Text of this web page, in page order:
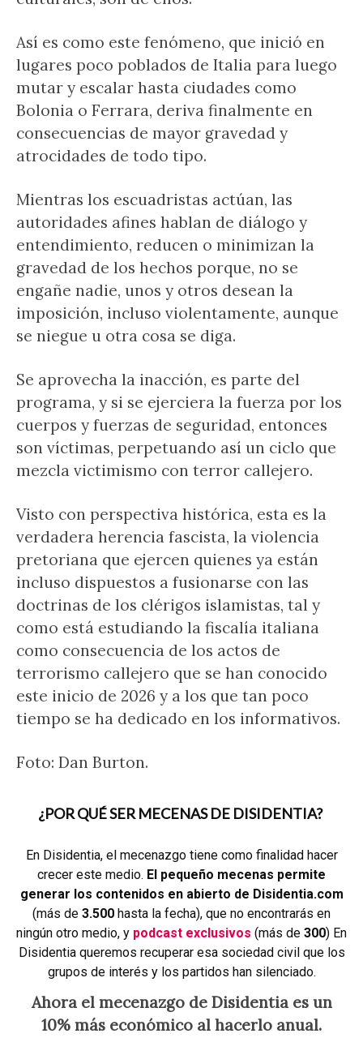
Así es como este fenómeno, que inició en
lugares poco poblados de Italia para luego
mutar y escalar hasta ciudades como
Bolonia o Ferrara, deriva finalmente en
consecuencias de mayor gravedad y
atrocidades de todo tipo.​
Mientras los escuadristas actúan, las
autoridades afines hablan de diálogo y
entendimiento, reducen o minimizan la
gravedad de los hechos porque, no se
engañe nadie, unos y otros desean la
imposición, incluso violentamente, aunque
se niegue u otra cosa se diga.
Se aprovecha la inacción, es parte del
programa, y si se ejerciera la fuerza por los
cuerpos y fuerzas de seguridad, entonces
son víctimas, perpetuando así un ciclo que
mezcla victimismo con terror callejero.
Visto con perspectiva histórica, esta es la
verdadera herencia fascista, la violencia
pretoriana que ejercen quienes ya están
incluso dispuestos a fusionarse con las
doctrinas de los clérigos islamistas, tal y
como está estudiando la fiscalía italiana
como consecuencia de los actos de
terrorismo callejero que se han conocido
este inicio de 2026 y a los que tan poco
tiempo se ha dedicado en los informativos.
Foto: Dan Burton.
¿POR QUÉ SER MECENAS DE DISIDENTIA?
En Disidentia, el mecenazgo tiene como finalidad hacer
crecer este medio. El pequeño mecenas permite
generar los contenidos en abierto de Disidentia.com
(más de 3.500 hasta la fecha), que no encontrarás en
ningún otro medio, y podcast exclusivos (más de 300) En
Disidentia queremos recuperar esa sociedad civil que los
grupos de interés y los partidos han silenciado.
Ahora el mecenazgo de Disidentia es un
10% más económico al hacerlo anual.